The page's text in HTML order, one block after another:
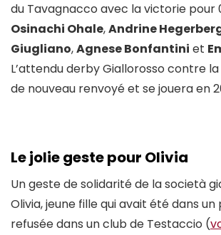
du Tavagnacco avec la victorie pour
Osinachi Ohale,Andrine
Giugliano,Agnese Bonfantini et
L’attendu derby Giallorosso contre la
de nouveau renvoyé et se jouera en
Le jolie geste pour Olivia
Un geste de solidarité de la società
Olivia, jeune fille qui avait été dans
refusée dans un club de Testaccio (